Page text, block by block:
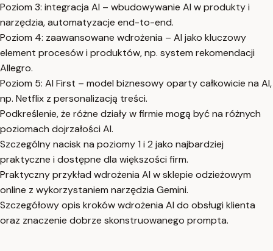
Poziom 3: integracja AI – wbudowywanie AI w produkty i
narzędzia, automatyzacje end-to-end.
Poziom 4: zaawansowane wdrożenia – AI jako kluczowy
element procesów i produktów, np. system rekomendacji
Allegro.
Poziom 5: AI First – model biznesowy oparty całkowicie na AI,
np. Netflix z personalizacją treści.
Podkreślenie, że różne działy w firmie mogą być na różnych
poziomach dojrzałości AI.
Szczególny nacisk na poziomy 1 i 2 jako najbardziej
praktyczne i dostępne dla większości firm.
Praktyczny przykład wdrożenia AI w sklepie odzieżowym
online z wykorzystaniem narzędzia Gemini.
Szczegółowy opis kroków wdrożenia AI do obsługi klienta
oraz znaczenie dobrze skonstruowanego prompta.